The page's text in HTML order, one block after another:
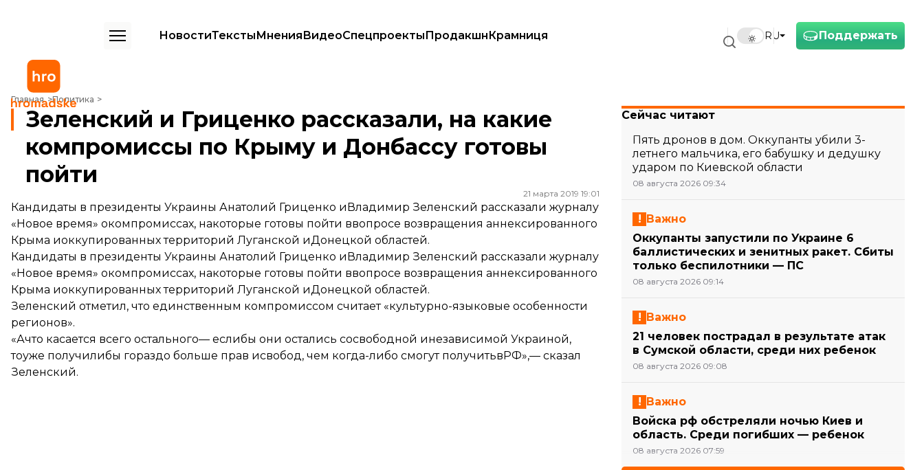
Поддержать
RU
НовостиТекстыМненияВидеоСпецпроектыПродакшнКрамниця
Главная Политика
Зеленский и Гриценко рассказали, на какие компромиссы по Крыму и Донбассу готовы пойти
Зеленский и Гриценко рассказали, на какие
компромиссы по Крыму и Донбассу готовы
пойти
21 марта 2019 19:01
Кандидаты в президенты Украины Анатолий Гриценко иВладимир Зеленский рассказали журналу
«Новое время» окомпромиссах, накоторые готовы пойти ввопросе возвращения аннексированного
Крыма иоккупированных территорий Луганской иДонецкой областей.
Кандидаты в президенты Украины Анатолий Гриценко иВладимир Зеленский рассказали журналу
«Новое время» окомпромиссах, накоторые готовы пойти ввопросе возвращения аннексированного
Крыма иоккупированных территорий Луганской иДонецкой областей.
Зеленский отметил, что единственным компромиссом считает «культурно-языковые особенности
регионов».
«Ачто касается всего остального— еслибы они остались сосвободной инезависимой Украиной,
тоуже получилибы гораздо больше прав исвобод, чем когда-либо смогут получитьвРФ»,— сказал
Зеленский.
Сейчас читают
Пять дронов в дом. Оккупанты убили 3-
летнего мальчика, его бабушку и дедушку
ударом по Киевской области
08 августа 2026 09:34
Важно
Оккупанты запустили по Украине 6
баллистических и зенитных ракет. Сбиты
только беспилотники — ПС
08 августа 2026 09:14
Важно
21 человек пострадал в результате атак
в Сумской области, среди них ребенок
08 августа 2026 09:08
Важно
Войска рф обстреляли ночью Киев и
область. Среди погибших — ребенок
08 августа 2026 07:59